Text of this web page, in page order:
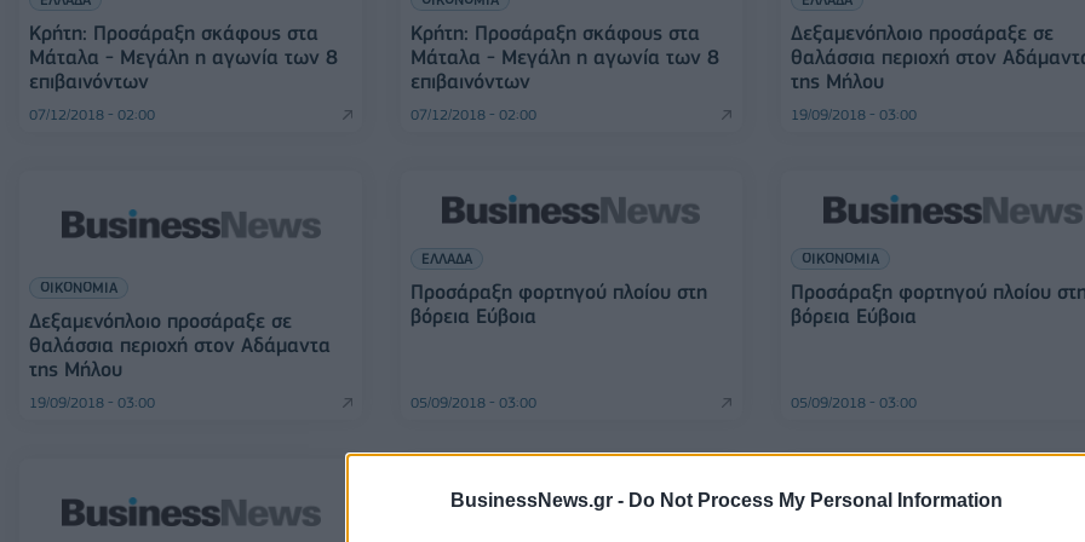
BusinessNews.gr - Do Not Process My Personal Information
Κρήτη: Προσάραξη σκάφους στα
Μάταλα - Μεγάλη η αγωνία των 8
επιβαινόντων
07/12/2018 - 02:00
Κρήτη: Προσάραξη σκάφους στα
Μάταλα - Μεγάλη η αγωνία των 8
επιβαινόντων
07/12/2018 - 02:00
Δεξαμενόπλοιο προσάραξε σε
θαλάσσια περιοχή στον
της Μήλου
19/09/2018 - 03:00
ΟΙΚΟΝΟΜΙΑ
Δεξαμενόπλοιο προσάραξε σε
θαλάσσια περιοχή στον Αδάμαντα
της Μήλου
19/09/2018 - 03:00
ΕΛΛΑΔΑ
Προσάραξη φορτηγού πλοίου στη
βόρεια Εύβοια
05/09/2018 - 03:00
ΟΙΚΟΝΟΜΙΑ
Προσάραξη φορτηγού πλοίου
βόρεια Εύβοια
05/09/2018 - 03:00